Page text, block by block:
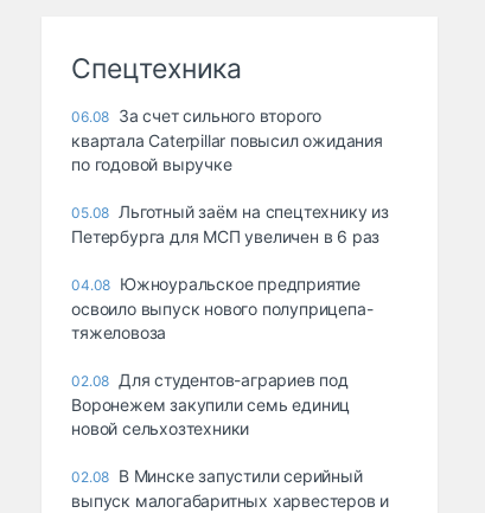
Спецтехника
06.08 За счет сильного второго
квартала Caterpillar повысил ожидания
по годовой выручке
05.08 Льготный заём на спецтехнику из
Петербурга для МСП увеличен в 6 раз
04.08 Южноуральское предприятие
освоило выпуск нового полуприцепа-
тяжеловоза
02.08 Для студентов-аграриев под
Воронежем закупили семь единиц
новой сельхозтехники
02.08 В Минске запустили серийный
выпуск малогабаритных харвестеров и